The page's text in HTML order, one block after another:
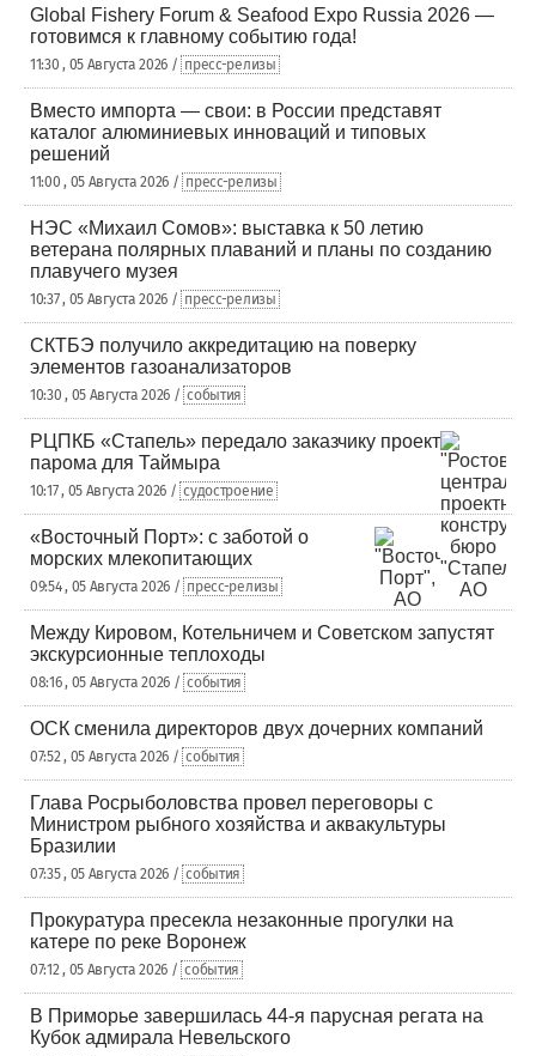
Global Fishery Forum & Seafood Expo Russia 2026 —
готовимся к главному событию года!
11:30 , 05 Августа 2026 / пресс-релизы
Вместо импорта — свои: в России представят
каталог алюминиевых инноваций и типовых
решений
11:00 , 05 Августа 2026 / пресс-релизы
НЭС «Михаил Сомов»: выставка к 50 летию
ветерана полярных плаваний и планы по созданию
плавучего музея
10:37 , 05 Августа 2026 / пресс-релизы
СКТБЭ получило аккредитацию на поверку
элементов газоанализаторов
10:30 , 05 Августа 2026 / события
РЦПКБ «Стапель» передало заказчику проект
парома для Таймыра
10:17 , 05 Августа 2026 / судостроение
«Восточный Порт»: с заботой о
морских млекопитающих
09:54 , 05 Августа 2026 / пресс-релизы
Между Кировом, Котельничем и Советском запустят
экскурсионные теплоходы
08:16 , 05 Августа 2026 / события
ОСК сменила директоров двух дочерних компаний
07:52 , 05 Августа 2026 / события
Глава Росрыболовства провел переговоры с
Министром рыбного хозяйства и аквакультуры
Бразилии
07:35 , 05 Августа 2026 / события
Прокуратура пресекла незаконные прогулки на
катере по реке Воронеж
07:12 , 05 Августа 2026 / события
В Приморье завершилась 44-я парусная регата на
Кубок адмирала Невельского